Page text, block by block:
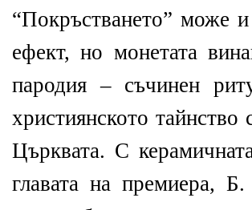
“Покръстването” може
ефект, но монетата
пародия – съчинен
християнското
Църквата. С
главата на премиера,